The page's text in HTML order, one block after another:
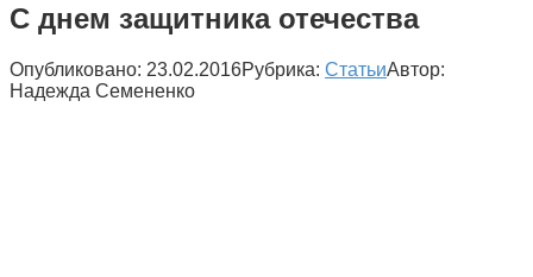
С днем защитника отечества
Опубликовано: 23.02.2016Рубрика: СтатьиАвтор:
Надежда Семененко